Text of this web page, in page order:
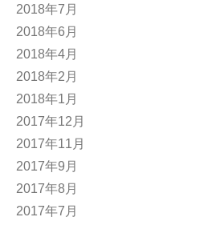
2018年7月
2018年6月
2018年4月
2018年2月
2018年1月
2017年12月
2017年11月
2017年9月
2017年8月
2017年7月